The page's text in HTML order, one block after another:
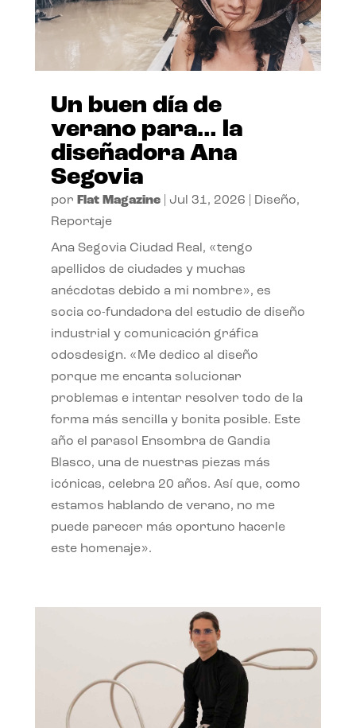
Un buen día de
verano para… la
diseñadora Ana
Segovia
por Flat Magazine| Jul 31, 2026 Diseño,
Reportaje
Ana Segovia Ciudad Real, «tengo
apellidos de ciudades y muchas
anécdotas debido a mi nombre», es
socia co-fundadora del estudio de diseño
industrial y comunicación gráfica
odosdesign. «Me dedico al diseño
porque me encanta solucionar
problemas e intentar resolver todo de la
forma más sencilla y bonita posible. Este
año el parasol Ensombra de Gandia
Blasco, una de nuestras piezas más
icónicas, celebra 20 años. Así que, como
estamos hablando de verano, no me
puede parecer más oportuno hacerle
este homenaje».